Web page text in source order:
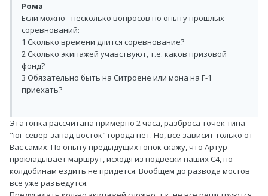
Рома
Если можно - несколько вопросов по опыту прошлых
соревнований:
1 Сколько времени длится соревнование?
2 Сколько экипажей учавствуют, т.е. каков призовой
фонд?
3 Обязательно быть на Ситроене или мона на F-1
приехать?
Эта гонка рассчитана примерно 2 часа, разброса точек типа
"юг-север-запад-восток" города нет. Но, все зависит только от
Вас самих. По опыту предыдущих гонок скажу, что Артур
прокладывает маршрут, исходя из подвески наших С4, по
колдобинам ездить не придется. Вообщем до развода мостов
все уже разъедутся.